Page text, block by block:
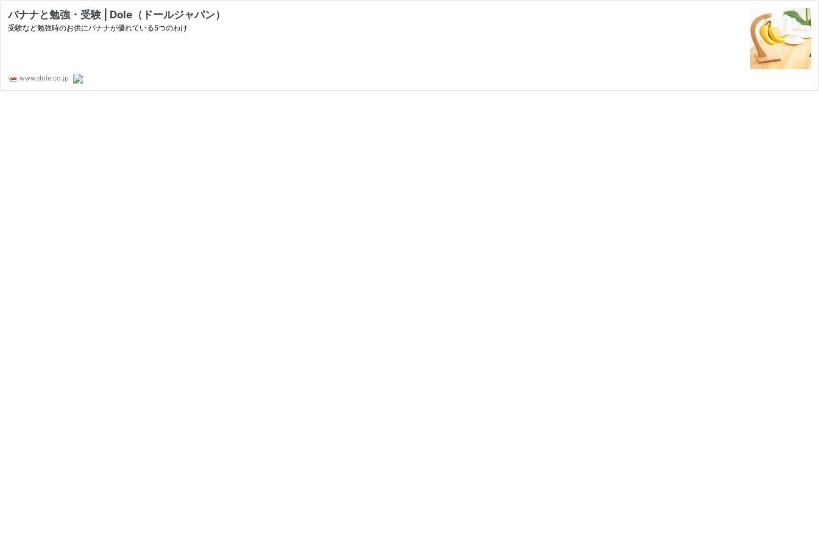
バナナと勉強・受験 | Dole（ドールジャパン）
受験など勉強時のお供にバナナが優れている5つのわけ
www.dole.co.jp